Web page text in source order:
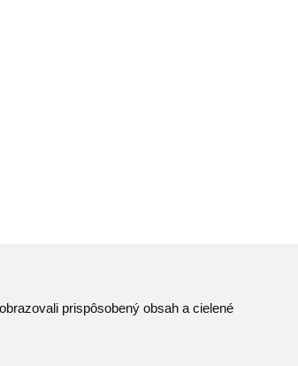
prispôsobený obsah a cielené